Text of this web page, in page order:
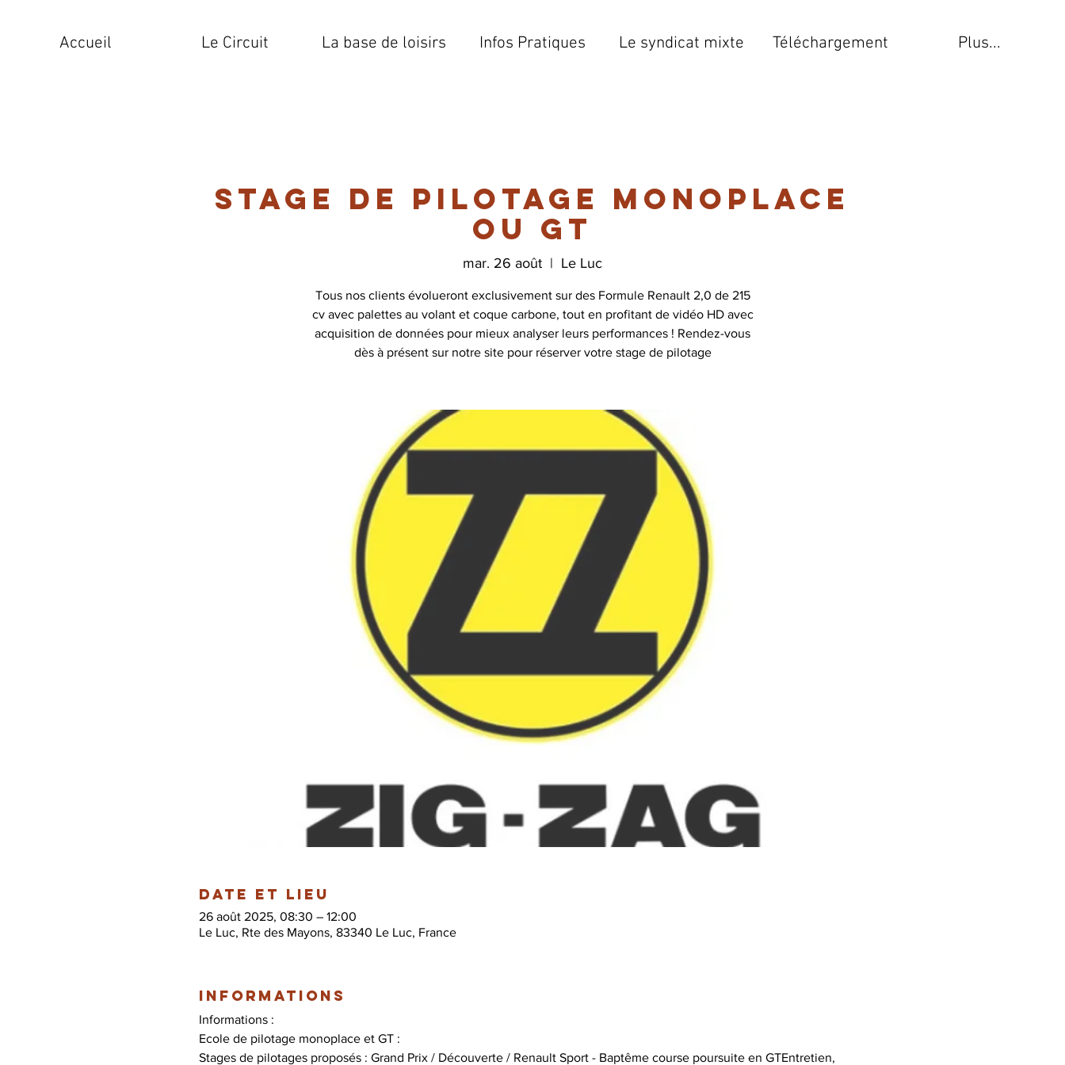
Accueil Le Circuit La base de loisirs Infos Pratiques Le syndicat mixte Téléchargement Plus...
Stage de pilotage monoplace
ou GT
mar. 26 août
  |
Le Luc
Tous nos clients évolueront exclusivement sur des Formule Renault 2,0 de 215
cv avec palettes au volant et coque carbone, tout en profitant de vidéo HD avec
acquisition de données pour mieux analyser leurs performances ! Rendez-vous
dès à présent sur notre site pour réserver votre stage de pilotage
Date et lieu
26 août 2025, 08:30 – 12:00
Le Luc, Rte des Mayons, 83340 Le Luc, France
Informations
Informations :
Ecole de pilotage monoplace et GT :
Stages de pilotages proposés : Grand Prix / Découverte / Renault Sport - Baptême course poursuite en GTEntretien,